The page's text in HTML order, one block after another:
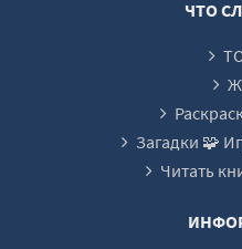
ЧТО
Загадки 🧩
Читать